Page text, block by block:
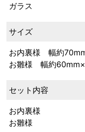
ガラス
サイズ
お内裏様 幅約
お雛様 幅約
セット内容
お内裏様
お雛様